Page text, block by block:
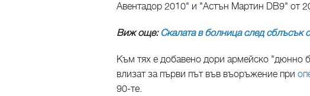
Авентадор 2010" и "Астън Мартин DB9" от
Виж още:Скалата в болница след
Към тях е добавено дори армейско "дюнно
влизат за първи път във въоръжение при
90-те.